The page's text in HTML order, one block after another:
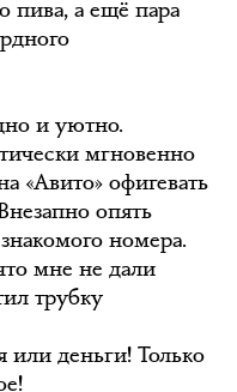
пива, а ещё пара
и уютно.
мгновенно
«Авито» офигевать
опять
номера.
мне не дали
трубку
деньги! Только